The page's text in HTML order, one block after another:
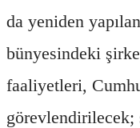
da yeniden
bünyesindeki
faaliyetleri,
görevlendirilecek;